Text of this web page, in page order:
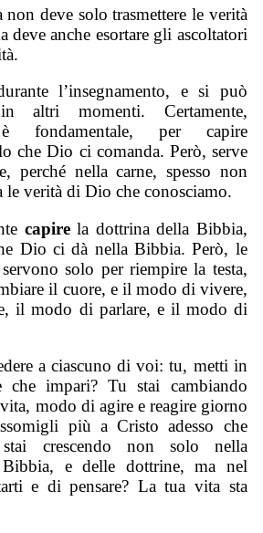
non deve solo trasmettere le verità
deve anche esortare gli ascoltatori
l’insegnamento, e si può
altri momenti. Certamente,
è fondamentale, per capire
che Dio ci comanda. Però, serve
perché nella carne, spesso non
le verità di Dio che conosciamo.
capirela dottrina della Bibbia,
Dio ci dà nella Bibbia. Però, le
solo per riempire la testa,
il cuore, e il modo di vivere,
il modo di parlare, e il modo di
a ciascuno di voi: tu, metti in
che impari? Tu stai cambiando
modo di agire e reagire giorno
più a Cristo adesso che
crescendo non solo nella
Bibbia, e delle dottrine, ma nel
e di pensare? La tua vita sta